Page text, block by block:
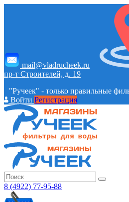
mail@vladrucheek.ru
пр-т Строителей, д. 19
"Ручеек" - только правильные
ВойтиРегистрация
8 (4922) 77-95-88